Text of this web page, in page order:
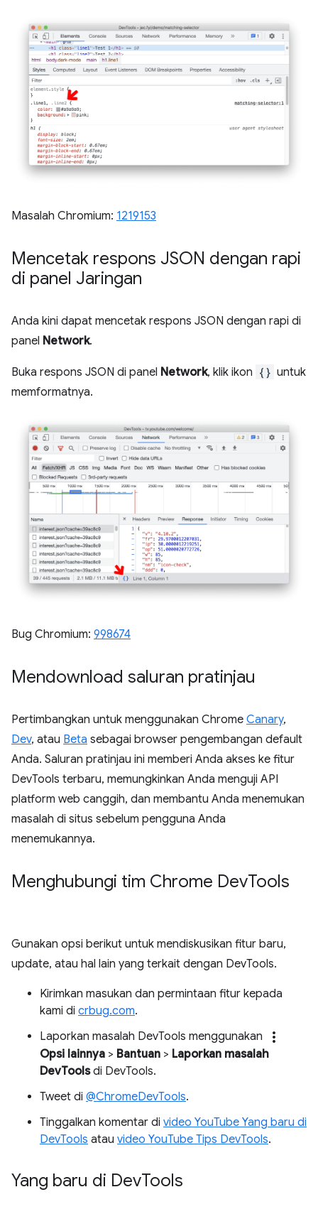
Masalah Chromium: 1219153
Mencetak respons JSON dengan rapi
di panel Jaringan
Anda kini dapat mencetak respons JSON dengan rapi di
panel Network.
Buka respons JSON di panel Network, klik ikon {} untuk
memformatnya.
Bug Chromium: 998674
Mendownload saluran pratinjau
Pertimbangkan untuk menggunakan Chrome Canary,
Dev, atau Beta sebagai browser pengembangan default
Anda. Saluran pratinjau ini memberi Anda akses ke fitur
DevTools terbaru, memungkinkan Anda menguji API
platform web canggih, dan membantu Anda menemukan
masalah di situs sebelum pengguna Anda
menemukannya.
Menghubungi tim Chrome DevTools
Gunakan opsi berikut untuk mendiskusikan fitur baru,
update, atau hal lain yang terkait dengan DevTools.
Kirimkan masukan dan permintaan fitur kepada
kami di crbug.com.
Laporkan masalah DevTools menggunakan
more_vert
Opsi lainnya > Bantuan > Laporkan masalah
DevToolsdi DevTools.
Tweet di @ChromeDevTools.
Tinggalkan komentar di video YouTube Yang baru di
DevTools atau video YouTube Tips DevTools.
Yang baru di DevTools